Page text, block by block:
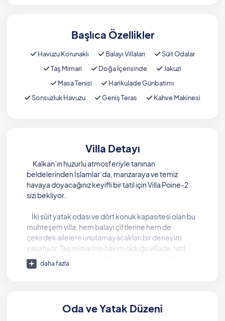
Başlıca Özellikler
Havuzu Korunaklı Balayı Villaları
Süit Odalar
Taş Mimari
Doğa İçerisinde
Jakuzi
Masa Tenisi
Harikulade Günbatımı
Sonsuzluk Havuzu
Geniş Teras Kahve Makinesi
Villa Detayı
Kalkan’ın huzurlu atmosferiyle tanınan
beldelerinden İslamlar’da, manzaraya ve temiz
havaya doyacağınız keyifli bir tatil için Villa Poine-2
sizi bekliyor.
İki süit yatak odası ve dört konuk kapasitesi olan bu
muhteşem villa, hem balayı çiftlerine hem de
çekirdek ailelere unutamayacakları bir deneyim
yaşatıyor. Taş mimarinin hakim olduğu villada, tatil
boyu severek kullanacağınız bir jakuzi sizi bekliyor.
Villada aynı zamanda akşamlarınızı keyifli kılacak
manzarasıyla karşılaşacağınız villada, havuzun
daha fazla
Oda ve Yatak Düzeni